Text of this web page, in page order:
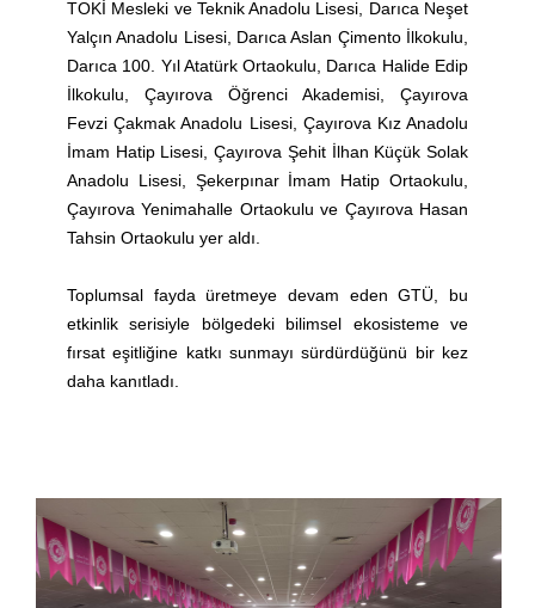
TOKİ Mesleki ve Teknik Anadolu Lisesi, Darıca Neşet
Yalçın Anadolu Lisesi, Darıca Aslan Çimento İlkokulu,
Darıca 100. Yıl Atatürk Ortaokulu, Darıca Halide Edip
İlkokulu, Çayırova Öğrenci Akademisi, Çayırova
Fevzi Çakmak Anadolu Lisesi, Çayırova Kız Anadolu
İmam Hatip Lisesi, Çayırova Şehit İlhan Küçük Solak
Anadolu Lisesi, Şekerpınar İmam Hatip Ortaokulu,
Çayırova Yenimahalle Ortaokulu ve Çayırova Hasan
Tahsin Ortaokulu yer aldı.
Toplumsal fayda üretmeye devam eden GTÜ, bu
etkinlik serisiyle bölgedeki bilimsel ekosisteme ve
fırsat eşitliğine katkı sunmayı sürdürdüğünü bir kez
daha kanıtladı.